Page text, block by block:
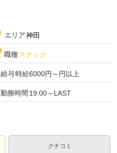
エリア神田
職種 スナック
給与時給6000円～円以上
勤務時間 19:00～LAST
クチコミ